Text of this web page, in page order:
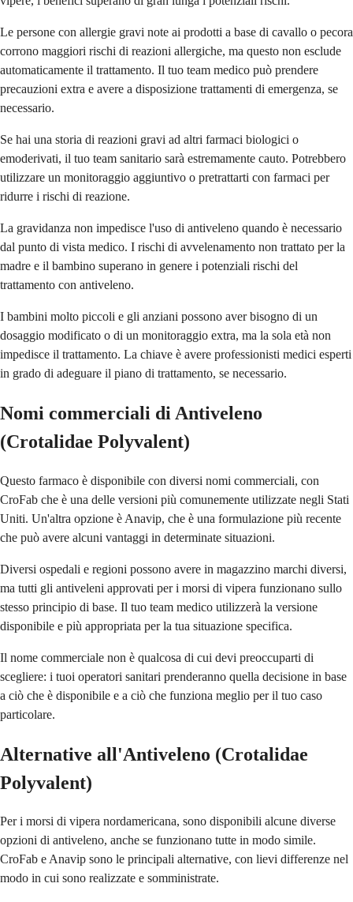
Le persone con allergie gravi note ai prodotti a base di cavallo o pecora
corrono maggiori rischi di reazioni allergiche, ma questo non esclude
automaticamente il trattamento. Il tuo team medico può prendere
precauzioni extra e avere a disposizione trattamenti di emergenza, se
necessario.
Se hai una storia di reazioni gravi ad altri farmaci biologici o
emoderivati, il tuo team sanitario sarà estremamente cauto. Potrebbero
utilizzare un monitoraggio aggiuntivo o pretrattarti con farmaci per
ridurre i rischi di reazione.
La gravidanza non impedisce l'uso di antiveleno quando è necessario
dal punto di vista medico. I rischi di avvelenamento non trattato per la
madre e il bambino superano in genere i potenziali rischi del
trattamento con antiveleno.
I bambini molto piccoli e gli anziani possono aver bisogno di un
dosaggio modificato o di un monitoraggio extra, ma la sola età non
impedisce il trattamento. La chiave è avere professionisti medici esperti
in grado di adeguare il piano di trattamento, se necessario.
Nomi commerciali di Antiveleno
(Crotalidae Polyvalent)
Questo farmaco è disponibile con diversi nomi commerciali, con
CroFab che è una delle versioni più comunemente utilizzate negli Stati
Uniti. Un'altra opzione è Anavip, che è una formulazione più recente
che può avere alcuni vantaggi in determinate situazioni.
Diversi ospedali e regioni possono avere in magazzino marchi diversi,
ma tutti gli antiveleni approvati per i morsi di vipera funzionano sullo
stesso principio di base. Il tuo team medico utilizzerà la versione
disponibile e più appropriata per la tua situazione specifica.
Il nome commerciale non è qualcosa di cui devi preoccuparti di
scegliere: i tuoi operatori sanitari prenderanno quella decisione in base
a ciò che è disponibile e a ciò che funziona meglio per il tuo caso
particolare.
Alternative all'Antiveleno (Crotalidae
Polyvalent)
Per i morsi di vipera nordamericana, sono disponibili alcune diverse
opzioni di antiveleno, anche se funzionano tutte in modo simile.
CroFab e Anavip sono le principali alternative, con lievi differenze nel
modo in cui sono realizzate e somministrate.